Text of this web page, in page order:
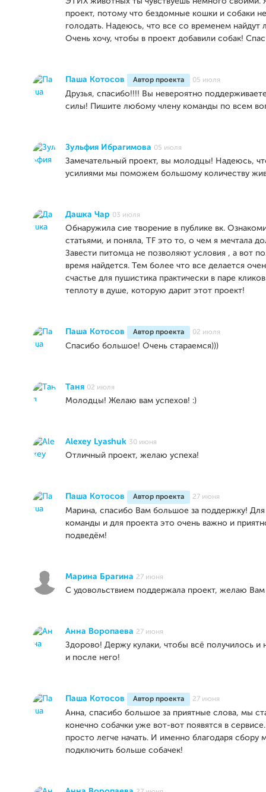
проект, потому что бездомные кошки и собаки
голодать. Надеюсь, что все со временем
Очень хочу, чтобы в проект добавили собак!
Паша Котосов Автор проекта 05 июля
Друзья, спасибо!!!! Вы невероятно
силы! Пишите любому члену команды по всем
Зульфия Ибрагимова 05 июля
Замечательный проект, вы молодцы! Надеюсь,
усилиями мы поможем большому количеству
Дашка Чар 03 июля
Обнаружила сие творение в публике вк.
статьями, и поняла, TF это то, о чем я мечтала
Завести питомца не позволяют условия , а вот
время найдется. Тем более что все делается
счастье для пушистика практически в паре
теплоту в душе, которую дарит этот проект!
Паша Котосов Автор проекта 02 июля
Спасибо большое! Очень стараемся)))
Таня 02 июля
Молодцы! Желаю вам успехов! :)
Alexey Lyashuk 30 июня
Отличный проект, желаю успеха!
Паша Котосов Автор проекта 27 июня
Марина, спасибо Вам большое за поддержку!
команды и для проекта это очень важно и
подведём!
Марина Брагина 27 июня
С удовольствием поддержала проект, желаю Вам
Анна Воропаева 27 июня
Здорово! Держу кулаки, чтобы всё получилось и
и после него!
Паша Котосов Автор проекта 27 июня
Анна, спасибо большое за приятные слова, мы
конечно собачки уже вот-вот появятся в
просто легче начать. И именно благодаря
подключить больше собачек!